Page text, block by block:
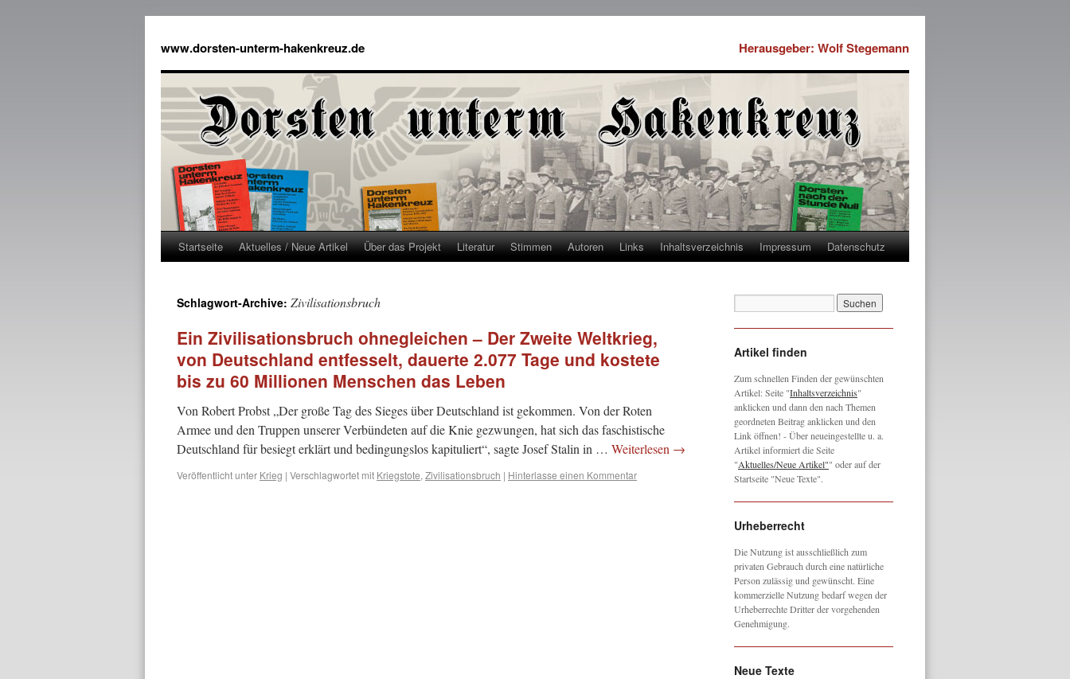
www.dorsten-unterm-hakenkreuz.de Herausgeber: Wolf Stegemann
Startseite Aktuelles / Neue Artikel Über das Projekt Literatur Stimmen Autoren Links Inhaltsverzeichnis Impressum Datenschutz
Schlagwort-Archive: Zivilisationsbruch
Ein Zivilisationsbruch ohnegleichen – Der Zweite Weltkrieg,
von Deutschland entfesselt, dauerte 2.077 Tage und kostete
bis zu 60 Millionen Menschen das Leben
Von Robert Probst „Der große Tag des Sieges über Deutschland ist gekommen. Von der Roten
Armee und den Truppen unserer Verbündeten auf die Knie ge­zwungen, hat sich das faschistische
Deutschland für besiegt erklärt und bedingungslos kapituliert“, sagte Josef Stalin in … Weiterlesen →
Veröffentlicht unter Krieg | Verschlagwortet mit Kriegstote, Zivilisationsbruch | Hinterlasse einen Kommentar
Artikel finden
Zum schnellen Finden der gewünschten
Artikel: Seite "Inhaltsverzeichnis"
anklicken und dann den nach Themen
geordneten Beitrag anklicken und den
Link öffnen! - Über neueingestellte u. a.
Artikel informiert die Seite
"Aktuelles/Neue Artikel"" oder auf der
Startseite "Neue Texte".
Urheberrecht
Die Nutzung ist ausschließlich zum
privaten Gebrauch durch eine natürliche
Person zulässig und gewünscht. Eine
kommerzielle Nutzung bedarf wegen der
Urheberrechte Dritter der vorgehenden
Genehmigung.
Neue Texte